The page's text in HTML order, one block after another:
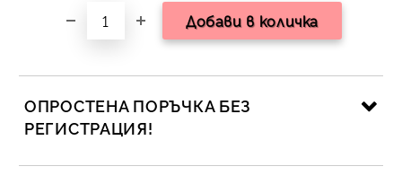
ОПРОСТЕНА ПОРЪЧКА БЕЗ
РЕГИСТРАЦИЯ!